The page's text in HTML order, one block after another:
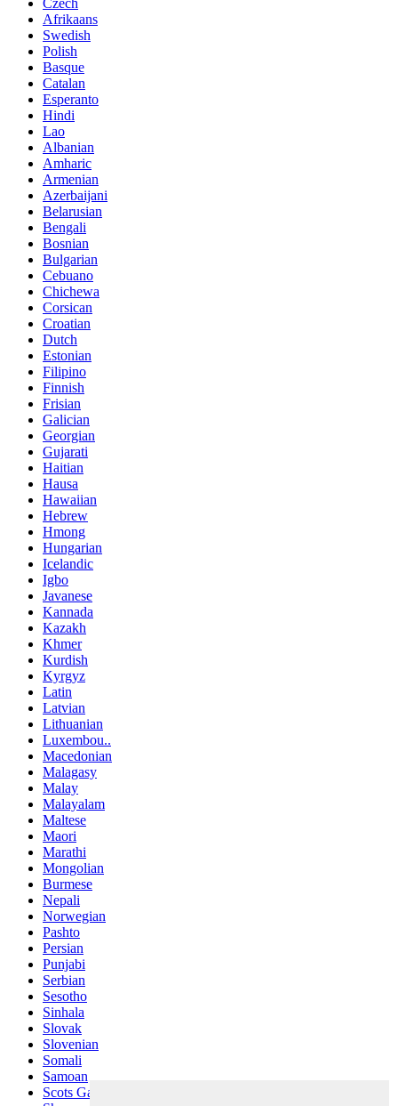
Afrikaans
Swedish
Polish
Basque
Catalan
Esperanto
Hindi
Lao
Albanian
Amharic
Armenian
Azerbaijani
Belarusian
Bengali
Bosnian
Bulgarian
Cebuano
Chichewa
Corsican
Croatian
Dutch
Estonian
Filipino
Finnish
Frisian
Galician
Georgian
Gujarati
Haitian
Hausa
Hawaiian
Hebrew
Hmong
Hungarian
Icelandic
Igbo
Javanese
Kannada
Kazakh
Khmer
Kurdish
Kyrgyz
Latin
Latvian
Lithuanian
Luxembou..
Macedonian
Malagasy
Malay
Malayalam
Maltese
Maori
Marathi
Mongolian
Burmese
Nepali
Norwegian
Pashto
Persian
Punjabi
Serbian
Sesotho
Sinhala
Slovak
Slovenian
Somali
Samoan
Scots Gaelic